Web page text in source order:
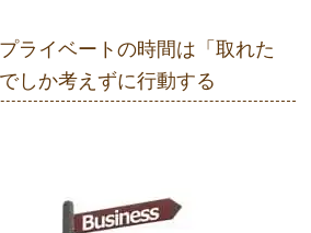
ライベートの時間は「取れた
しか考えずに行動する